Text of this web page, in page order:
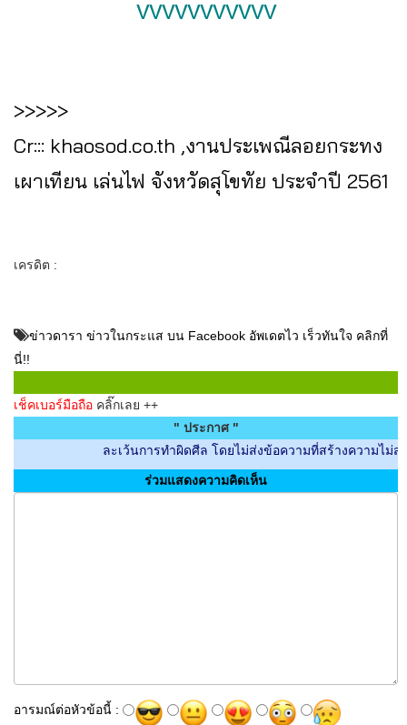
VVVVVVVVVVV
>>>>>
Cr::: khaosod.co.th ,งานประเพณีลอยกระทง
เผาเทียน เล่นไฟ จังหวัดสุโขทัย ประจำปี 2561
เครดิต :
ข่าวดารา ข่าวในกระแส บน Facebook อัพเดตไว เร็วทันใจ คลิกที่
นี่!!
เช็คเบอร์มือถือ คลิ๊กเลย ++
" ประกาศ "
ละเว้นการทำผิดศีล โดยไม่ส่งข้อความที่สร้างความไม่สบายใจ
ร่วมแสดงความคิดเห็น
อารมณ์ต่อหัวข้อนี้ :